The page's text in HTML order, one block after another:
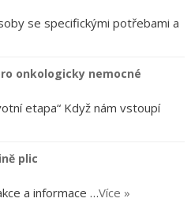
se specifickými potřebami a
onkologicky nemocné
etapa“ Když nám vstoupí
plic
a informace …Více »